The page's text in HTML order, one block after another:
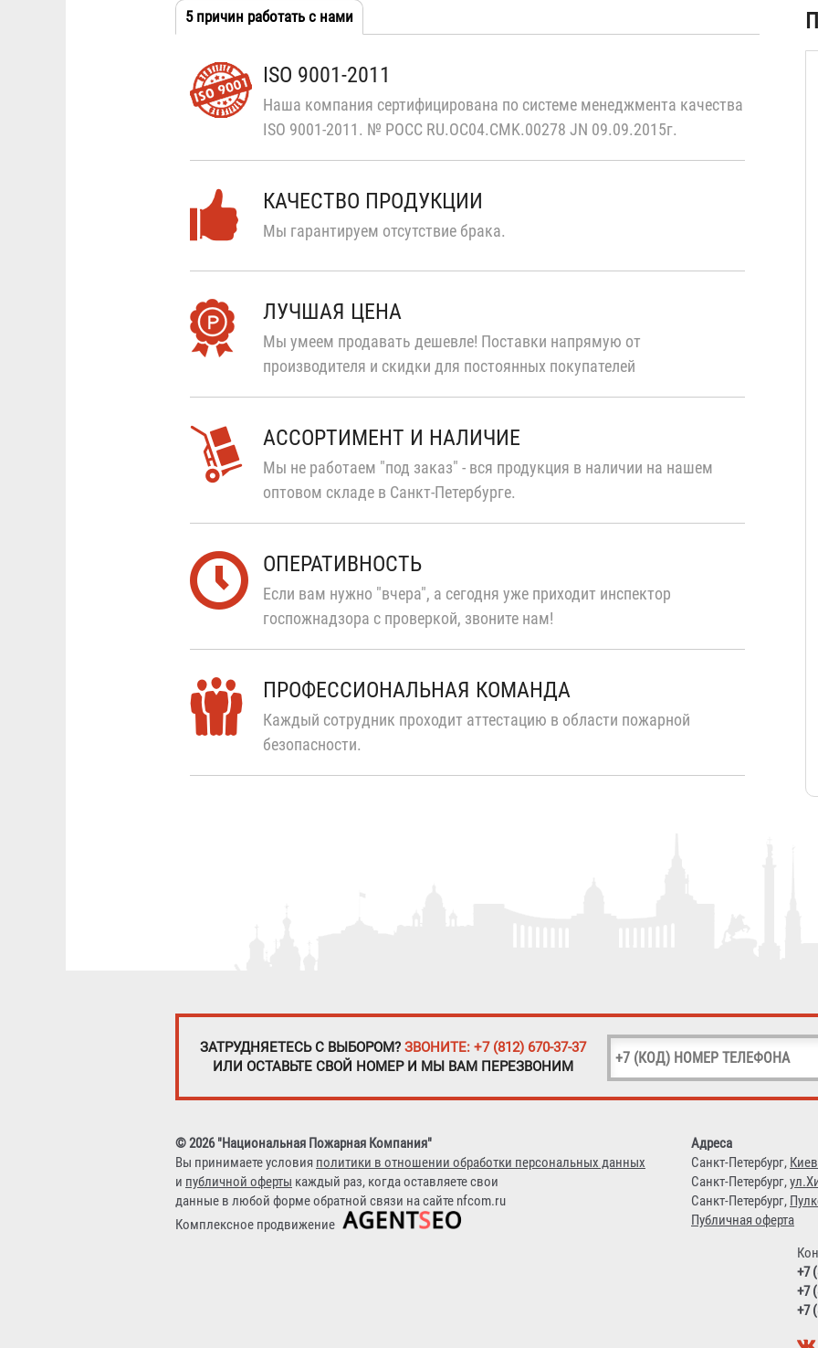
Табы
5 причин работать с нами
ISO 9001-2011
Наша компания сертифицирована по системе менеджмента качества
ISO 9001-2011. № РОСС RU.OC04.CMK.00278 JN 09.09.2015г.
КАЧЕСТВО ПРОДУКЦИИ
Мы гарантируем отсутствие брака.
ЛУЧШАЯ ЦЕНА
Мы умеем продавать дешевле! Поставки напрямую от
производителя и скидки для постоянных покупателей
АССОРТИМЕНТ И НАЛИЧИЕ
Мы не работаем "под заказ" - вся продукция в наличии на нашем
оптовом складе в Санкт-Петербурге.
ОПЕРАТИВНОСТЬ
Если вам нужно "вчера", а сегодня уже приходит инспектор
госпожнадзора с проверкой, звоните нам!
ПРОФЕССИОНАЛЬНАЯ КОМАНДА
Каждый сотрудник проходит аттестацию в области пожарной
безопасности.
ЗАТРУДНЯЕТЕСЬ С ВЫБОРОМ? ЗВОНИТЕ: +7 (812) 670-37-37
ИЛИ ОСТАВЬТЕ СВОЙ НОМЕР И МЫ ВАМ ПЕРЕЗВОНИМ
© 2026 "Национальная Пожарная Компания"
Вы принимаете условия политики в отношении обработки персональных данных
и публичной оферты каждый раз, когда оставляете свои
данные в любой форме обратной связи на сайте nfcom.ru
Комплексное продвижение
Адреса
Санкт-Петербург,
Санкт-Петербург,
Санкт-Петербург,
Публичная оферта
+7
+7
+7